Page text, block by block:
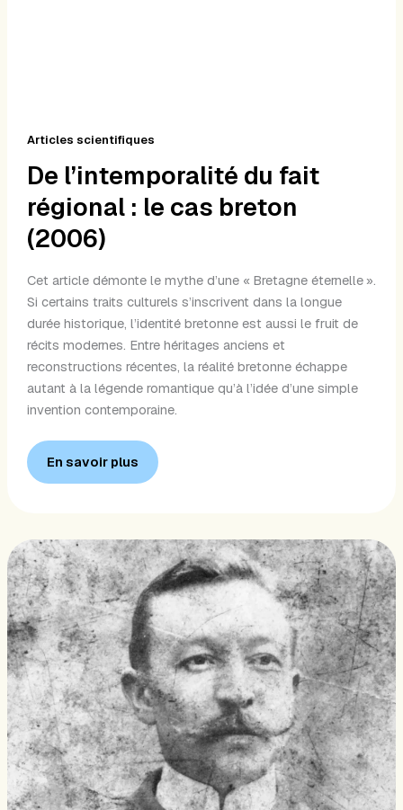
Articles scientifiques
De l’intemporalité du fait
régional : le cas breton
(2006)
Cet article démonte le mythe d’une « Bretagne éternelle ».
Si certains traits culturels s’inscrivent dans la longue
durée historique, l’identité bretonne est aussi le fruit de
récits modernes. Entre héritages anciens et
reconstructions récentes, la réalité bretonne échappe
autant à la légende romantique qu’à l’idée d’une simple
invention contemporaine.
En savoir plus
Émile
Masson
(2004)